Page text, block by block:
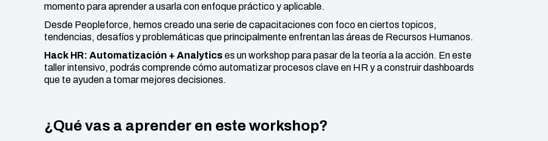
momento para aprender a usarla con enfoque práctico y aplicable.
Desde Peopleforce, hemos creado una serie de capacitaciones con foco en ciertos topicos,
tendencias, desafíos y problemáticas que principalmente enfrentan las áreas de Recursos Humanos.
Hack HR: Automatización + Analyticses un workshop para pasar de la teoría a la acción. En este
taller intensivo, podrás comprende cómo automatizar procesos clave en HR y a construir dashboards
que te ayuden a tomar mejores decisiones.
¿Qué vas a aprender en este workshop?